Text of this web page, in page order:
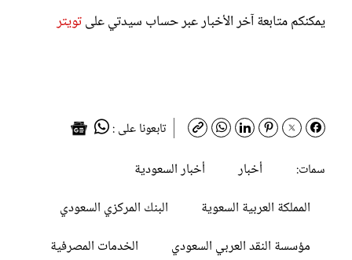
يمكنكم متابعة آخر الأخبار عبر حساب سيدتي علىتويتر
تابعونا على :
سمات:
أخبار
أخبار السعودية
المملكة العربية السعوية
البنك المركزي السعودي
مؤسسة النقد العربي السعودي
الخدمات المصرفية